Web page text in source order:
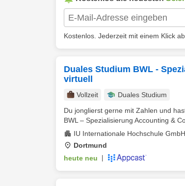
Kostenlos. Jederzeit mit einem Klick
Duales Studium BWL -
virtuell
Vollzeit
Duales Studium
Du jonglierst gerne mit Zahlen und
BWL – Spezialisierung Accounting &
IU Internationale Hochschule GmbH
Dortmund
heute neu